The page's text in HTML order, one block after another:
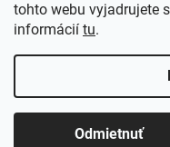
tohto webu vyjadrujete
informácií tu.
Odmietnuť
ZĽAVY 10-20%
Copyright 2026RM